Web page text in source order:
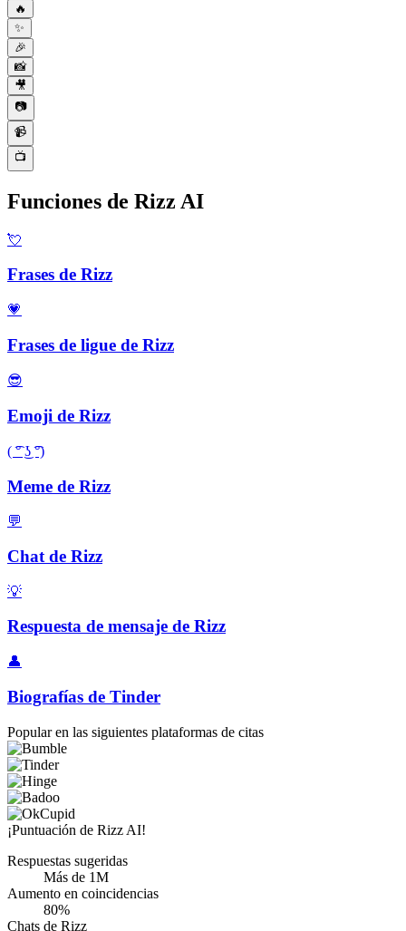
🔥
✨
🎉
📸
🎥
📷
📹
📺
Funciones de Rizz AI
💘
Frases de Rizz
💗
Frases de ligue de Rizz
😎
Emoji de Rizz
( ͡° ͜ʖ ͡°)
Meme de Rizz
💬
Chat de Rizz
💡
Respuesta de mensaje de Rizz
👤
Biografías de Tinder
Popular en las siguientes plataformas de citas
¡Puntuación de Rizz AI!
Respuestas sugeridas
Más de 1M
Aumento en coincidencias
80%
Chats de Rizz